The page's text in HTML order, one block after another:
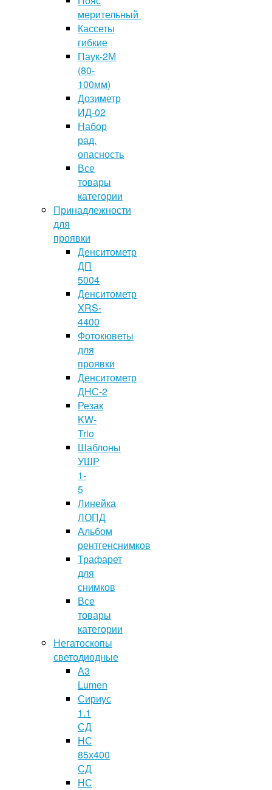
мерительный
Кассеты
гибкие
Паук-2М
(80-
100мм)
Дозиметр
ИД-02
Набор
рад.
опасность
Все
товары
категории
Принадлежности
для
проявки
Денситометр
ДП
5004
Денситометр
XRS-
4400
Фотокюветы
для
проявки
Денситометр
ДНС-2
Резак
KW-
Trio
Шаблоны
УШР
1-
5
Линейка
ЛОПД
Альбом
рентгенснимков
Трафарет
для
снимков
Все
товары
категории
Негатоскопы
светодиодные
А3
Lumen
Сириус
1.1
СД
НС
85х400
СД
НС